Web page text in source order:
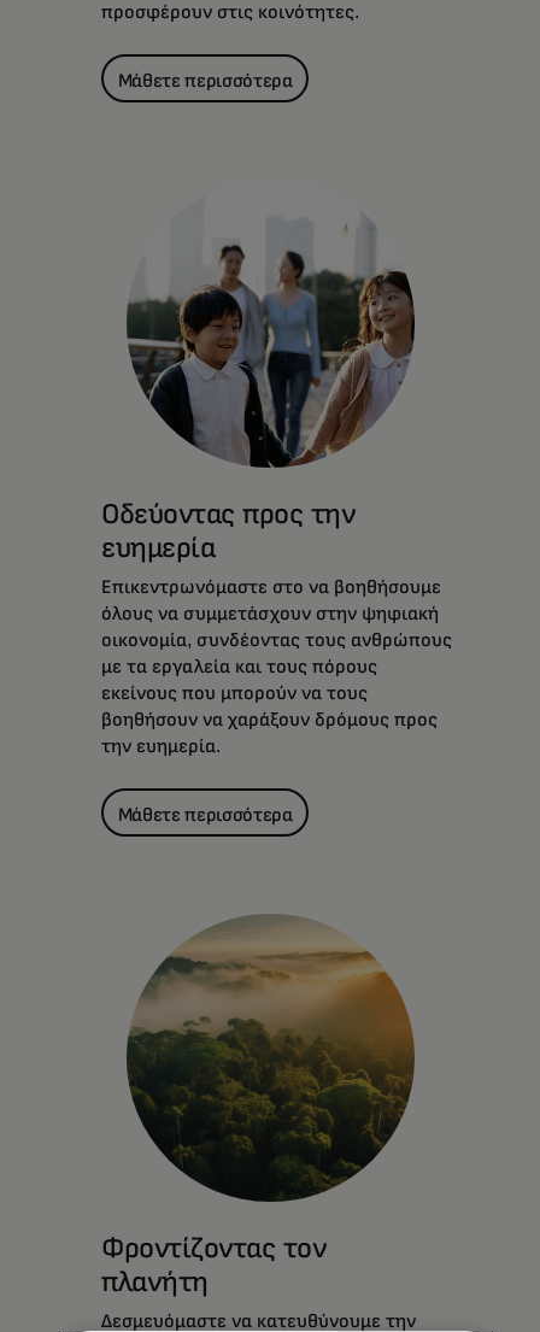
προσφέρουν στις κοινότητες.
Μάθετε περισσότερα
Οδεύοντας προς την
ευημερία
Επικεντρωνόμαστε στο να βοηθήσουμε
όλους να συμμετάσχουν στην ψηφιακή
οικονομία, συνδέοντας τους ανθρώπους
με τα εργαλεία και τους πόρους
εκείνους που μπορούν να τους
βοηθήσουν να χαράξουν δρόμους προς
την ευημερία.
Μάθετε περισσότερα
Φροντίζοντας τον
πλανήτη
Δεσμευόμαστε να κατευθύνουμε την